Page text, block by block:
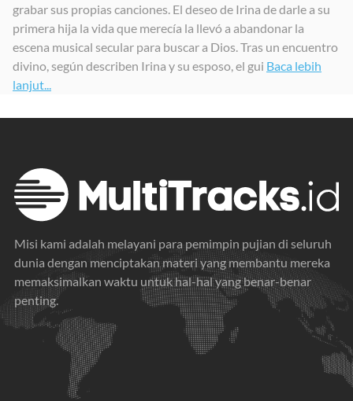
grabar sus propias canciones. El deseo de Irina de darle a su
primera hija la vida que merecía la llevó a abandonar la
escena musical secular para buscar a Dios. Tras un encuentro
divino, según describen Irina y su esposo, el gui Baca lebih
lanjut...
Misi kami adalah melayani para pemimpin pujian di seluruh
dunia dengan menciptakan materi yang membantu mereka
memaksimalkan waktu untuk hal-hal yang benar-benar
penting.